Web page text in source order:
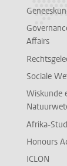
Affairs
Sociale
Wiskunde
Afrika-
Honours
ICLON